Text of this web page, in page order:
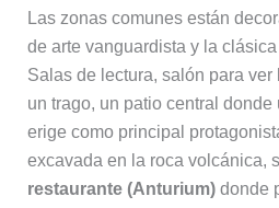
Las zonas comunes están
de arte vanguardista y la
Salas de lectura, salón para
un trago, un patio central donde
erige como principal
excavada en la roca volcánica,
restaurante (Anturium)donde